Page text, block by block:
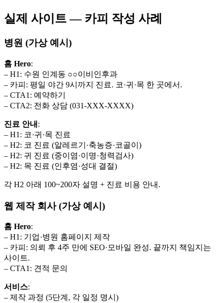
실제 사이트 — 카피 작성 사례
병원 (가상 예시)
홈 Hero:
– H1: 수원 인계동 ○○이비인후과
– 카피: 평일 야간 9시까지 진료. 코·귀·목 한 곳에서.
– CTA1: 예약하기
– CTA2: 전화 상담 (031-XXX-XXXX)
진료 안내 :
– H1: 코·귀·목 진료
– H2: 코 진료 (알레르기·축농증·코골이)
– H2: 귀 진료 (중이염·이명·청력검사)
– H2: 목 진료 (인후염·성대 결절)
각 H2 아래 100~200자 설명 + 진료 비용 안내.
웹 제작 회사 (가상 예시)
홈 Hero:
– H1: 기업·병원 홈페이지 제작
– 카피: 의뢰 후 4주 만에 SEO·모바일 완성. 끝까지 책임지는
사이트.
– CTA1: 견적 문의
서비스:
– 제작 과정 (5단계, 각 일정 명시)